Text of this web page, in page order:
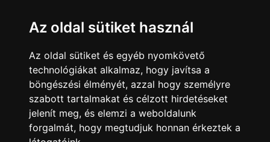
Az oldal sütiket használ
Az oldal sütiket és egyéb nyomkövető
technológiákat alkalmaz, hogy javítsa a
böngészési élményét, azzal hogy személyre
szabott tartalmakat és célzott hirdetéseket
jelenít meg, és elemzi a weboldalunk
forgalmát, hogy megtudjuk honnan érkeztek a